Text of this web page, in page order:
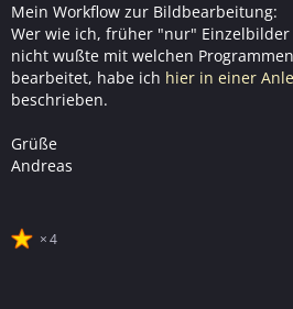
Mein Workflow zur Bildbearbeitung:
Wer wie ich, früher "nur"
nicht wußte mit welchen
bearbeitet, habe ich hier in einer
beschrieben.
Grüße
Andreas
4